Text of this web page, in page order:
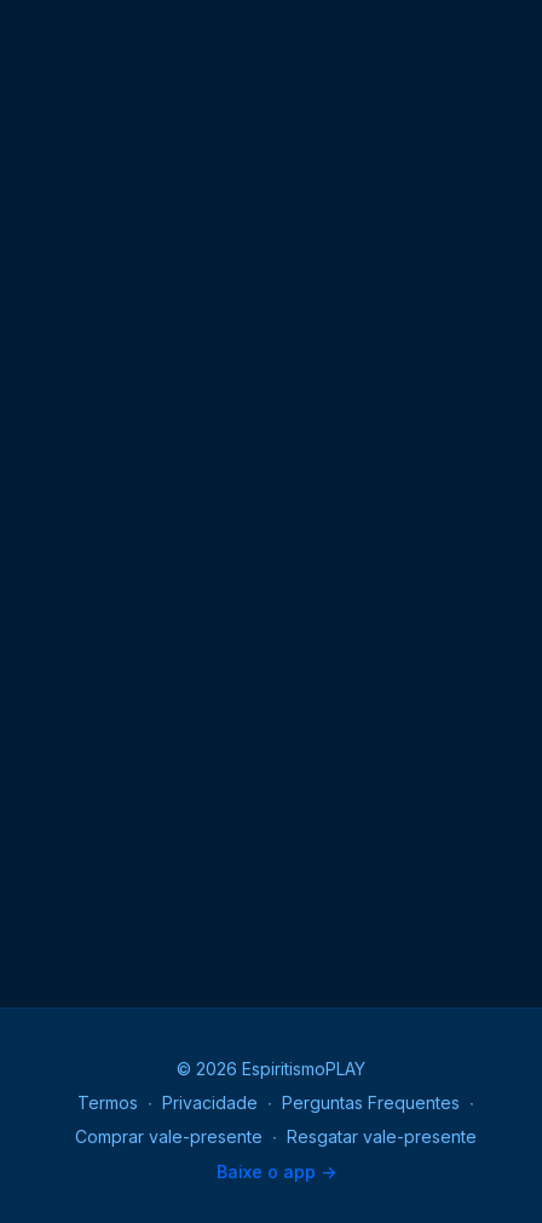
© 2026 EspiritismoPLAY
Termos ∙ Privacidade ∙ Perguntas Frequentes ∙
Comprar vale-presente ∙ Resgatar vale-presente
Baixe o app ->